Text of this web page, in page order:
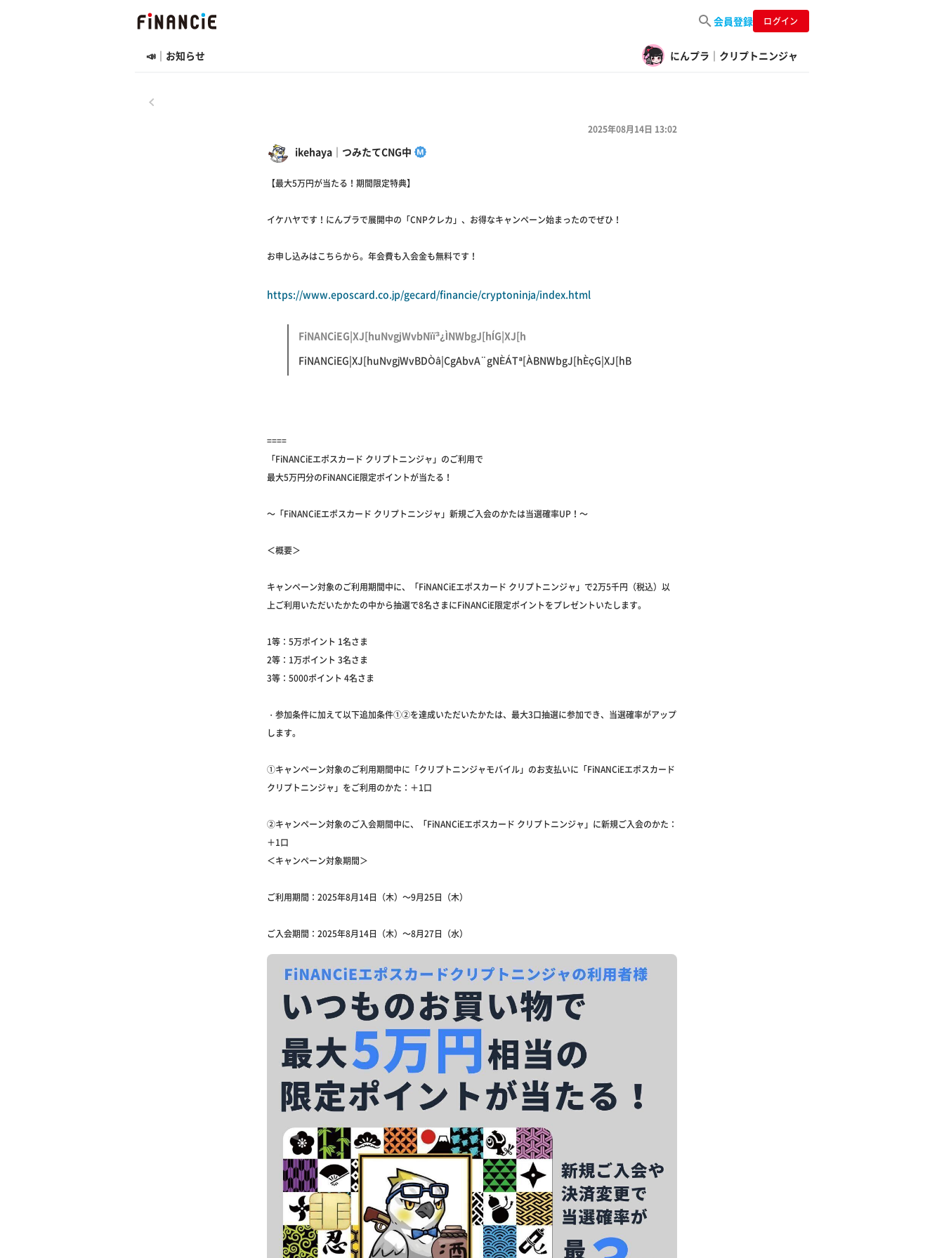
会員登録 ログイン
📣｜お知らせ にんプラ｜クリプトニンジャ
ikehaya｜つみたてCNG中
2025年08月14日 13:02
【最大5万円が当たる！期間限定特典】
イケハヤです！にんプラで展開中の「CNPクレカ」、お得なキャンペーン始まったのでぜひ！
お申し込みはこちらから。年会費も入会金も無料です！
https://www.eposcard.co.jp/gecard/financie/cryptoninja/index.html
FiNANCiEG|XJ[huNvgjWvbNïï³¿ÌNWbgJ[hÍG|XJ[h
FiNANCiEG|XJ[huNvgjWvBDÒâ|CgAbvA¨gNÈÁTª[ÀBNWbgJ[hÈçG|XJ[hB
====
「FiNANCiEエポスカード クリプトニンジャ」のご利用で
最大5万円分のFiNANCiE限定ポイントが当たる！
～「FiNANCiEエポスカード クリプトニンジャ」新規ご入会のかたは当選確率UP！～
＜概要＞
キャンペーン対象のご利用期間中に、「FiNANCiEエポスカード クリプトニンジャ」で2万5千円（税込）以
上ご利用いただいたかたの中から抽選で8名さまにFiNANCiE限定ポイントをプレゼントいたします。
1等：5万ポイント 1名さま
2等：1万ポイント 3名さま
3等：5000ポイント 4名さま
・参加条件に加えて以下追加条件①②を達成いただいたかたは、最大3口抽選に参加でき、当選確率がアップ
します。
①キャンペーン対象のご利用期間中に「クリプトニンジャモバイル」のお支払いに「FiNANCiEエポスカード
クリプトニンジャ」をご利用のかた：＋1口
②キャンペーン対象のご入会期間中に、「FiNANCiEエポスカード クリプトニンジャ」に新規ご入会のかた：
＋1口
＜キャンペーン対象期間＞
ご利用期間：2025年8月14日（木）～9月25日（木）
ご入会期間：2025年8月14日（木）～8月27日（水）